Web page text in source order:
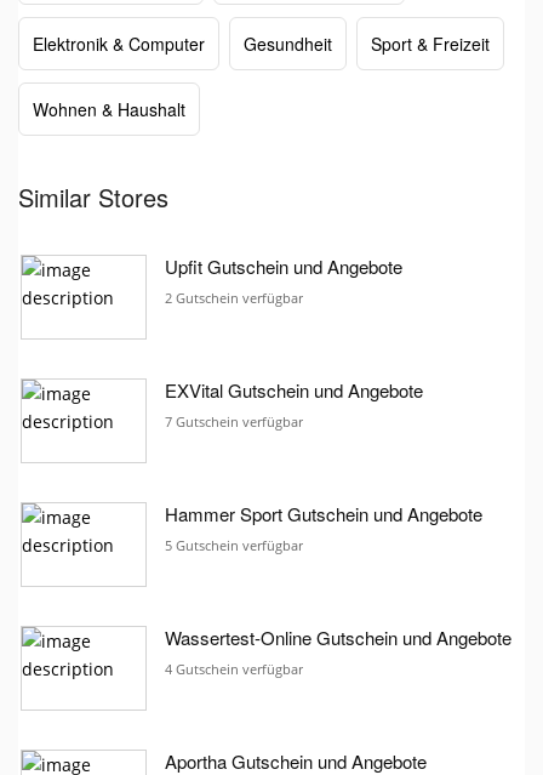
Elektronik & Computer Gesundheit Sport & Freizeit
Wohnen & Haushalt
Similar Stores
Upfit Gutschein und Angebote
2 Gutschein verfügbar
EXVital Gutschein und Angebote
7 Gutschein verfügbar
Hammer Sport Gutschein und Angebote
5 Gutschein verfügbar
Wassertest-Online Gutschein und Angebote
4 Gutschein verfügbar
Aportha Gutschein und Angebote